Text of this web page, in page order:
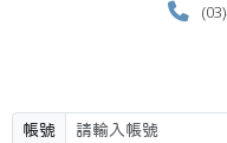
帳號